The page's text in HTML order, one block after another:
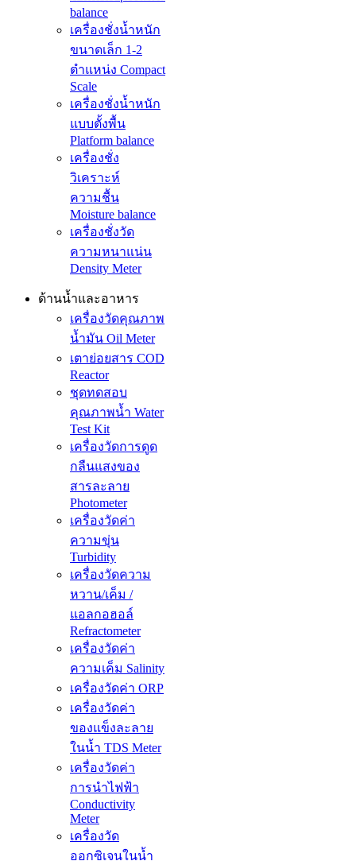
balance
เครื่องชั่งน้ำหนัก
ขนาดเล็ก 1-2
ตำแหน่ง Compact
Scale
เครื่องชั่งน้ำหนัก
แบบตั้งพื้น
Platform balance
เครื่องชั่ง
วิเคราะห์
ความชื้น
Moisture balance
เครื่องชั่งวัด
ความหนาแน่น
Density Meter
ด้านน้ำและอาหาร
เครื่องวัดคุณภาพ
น้ำมัน Oil Meter
เตาย่อยสาร COD
Reactor
ชุดทดสอบ
คุณภาพน้ำ Water
Test Kit
เครื่องวัดการดูด
กลืนแสงของ
สารละลาย
Photometer
เครื่องวัดค่า
ความขุ่น
Turbidity
เครื่องวัดความ
หวาน/เค็ม /
แอลกอฮอล์
Refractometer
เครื่องวัดค่า
ความเค็ม Salinity
เครื่องวัดค่า ORP
เครื่องวัดค่า
ของแข็งละลาย
ในน้ำ TDS Meter
เครื่องวัดค่า
การนำไฟฟ้า
Conductivity
Meter
เครื่องวัด
ออกซิเจนในน้ำ